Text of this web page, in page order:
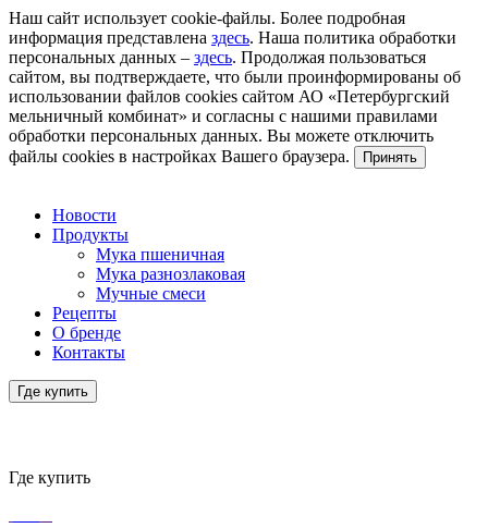
Наш сайт использует cookie-файлы. Более подробная
информация представлена здесь. Наша политика обработки
персональных данных – здесь. Продолжая пользоваться
сайтом, вы подтверждаете, что были проинформированы об
использовании файлов cookies сайтом АО «Петербургский
мельничный комбинат» и согласны с нашими правилами
обработки персональных данных. Вы можете отключить
файлы cookies в настройках Вашего браузера.
Принять
Новости
Продукты
Мука пшеничная
Мука разнозлаковая
Мучные смеси
Рецепты
О бренде
Контакты
Где купить
Где купить